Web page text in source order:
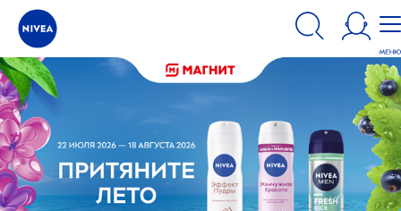
Наш сайт использует файлы cookie. Пожалуйста, ознакомьтесь с
информацией по использованию файлов cookie и аналогичных
ПРИНЯТЬ